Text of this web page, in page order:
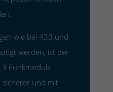
wie bei 433 und
werden, ist der
Funkmoduls
sicherer und mit